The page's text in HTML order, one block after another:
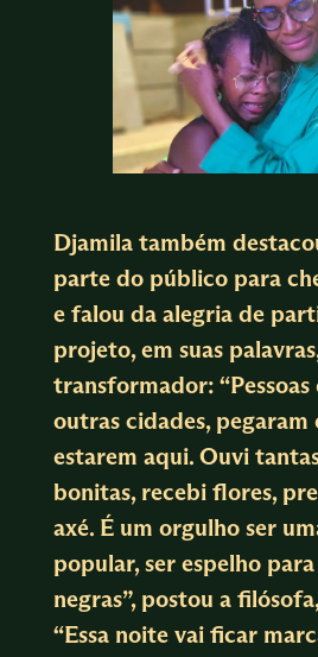
Djamila também
parte do público para
e falou da alegria de
projeto, em suas
transformador:
outras cidades, pegaram
estarem aqui. Ouvi
bonitas, recebi flores,
axé. É um orgulho ser
popular, ser espelho
negras”, postou a
“Essa noite vai ficar